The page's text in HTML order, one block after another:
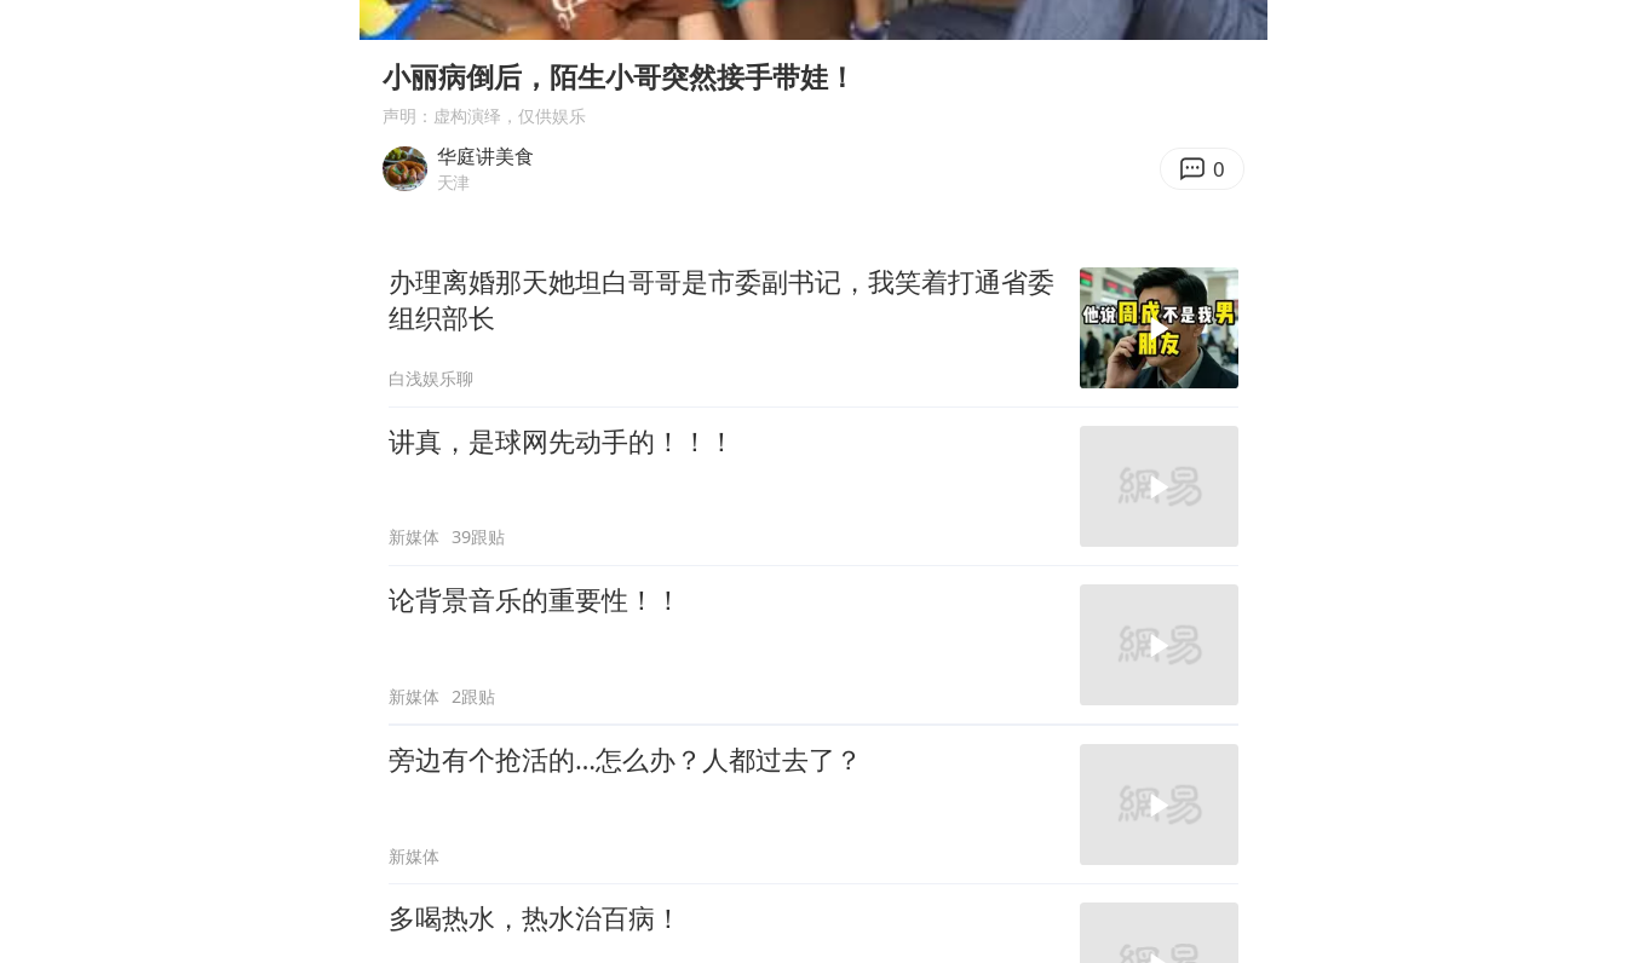
台州《告全体市民书》：非必要不外出
女子被狗舔脚确诊三级暴露 医生回应
老人被城管撞倒后离世亲属质疑记录仪
Play
00:00 01:16
小丽病倒后，陌生小哥突然接手带娃！
声明：虚构演绎，仅供娱乐
华庭讲美食
天津 0
办理离婚那天她坦白哥哥是市委副书记，我笑着打通省委
组织部长
白浅娱乐聊
讲真，是球网先动手的！！！
新媒体 39跟贴
论背景音乐的重要性！！
新媒体 2跟贴
旁边有个抢活的…怎么办？人都过去了？
新媒体
多喝热水，热水治百病！